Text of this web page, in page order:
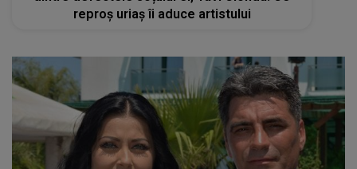
reproș uriaș îi aduce artistului